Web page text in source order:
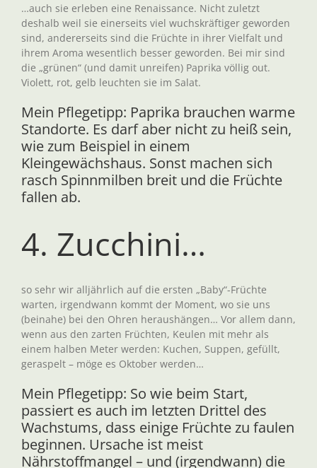
…auch sie erleben eine Renaissance. Nicht zuletzt
deshalb weil sie einerseits viel wuchskräftiger geworden
sind, andererseits sind die Früchte in ihrer Vielfalt und
ihrem Aroma wesentlich besser geworden. Bei mir sind
die „grünen“ (und damit unreifen) Paprika völlig out.
Violett, rot, gelb leuchten sie im Salat.
Mein Pflegetipp: Paprika brauchen warme
Standorte. Es darf aber nicht zu heiß sein,
wie zum Beispiel in einem
Kleingewächshaus. Sonst machen sich
rasch Spinnmilben breit und die Früchte
fallen ab.
4. Zucchini…
so sehr wir alljährlich auf die ersten „Baby“-Früchte
warten, irgendwann kommt der Moment, wo sie uns
(beinahe) bei den Ohren heraushängen… Vor allem dann,
wenn aus den zarten Früchten, Keulen mit mehr als
einem halben Meter werden: Kuchen, Suppen, gefüllt,
geraspelt – möge es Oktober werden…
Mein Pflegetipp: So wie beim Start,
passiert es auch im letzten Drittel des
Wachstums, dass einige Früchte zu faulen
beginnen. Ursache ist meist
Nährstoffmangel – und (irgendwann) die